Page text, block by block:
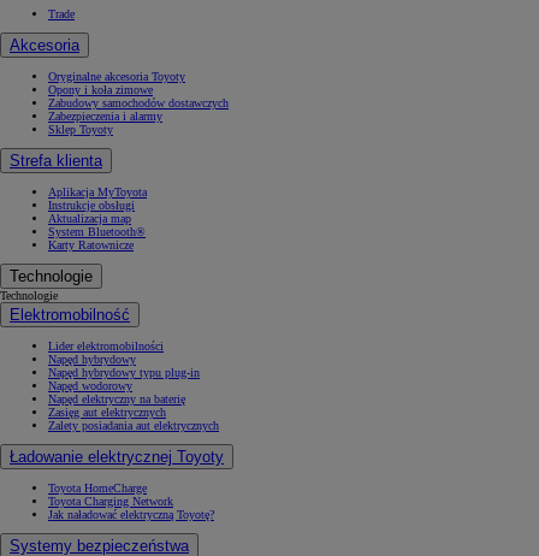
Trade
Akcesoria
Oryginalne akcesoria Toyoty
Opony i koła zimowe
Zabudowy samochodów dostawczych
Zabezpieczenia i alarmy
Sklep Toyoty
Strefa klienta
Aplikacja MyToyota
Instrukcje obsługi
Aktualizacja map
System Bluetooth®
Karty Ratownicze
Technologie
Technologie
Elektromobilność
Lider elektromobilności
Napęd hybrydowy
Napęd hybrydowy typu plug-in
Napęd wodorowy
Napęd elektryczny na baterię
Zasięg aut elektrycznych
Zalety posiadania aut elektrycznych
Ładowanie elektrycznej Toyoty
Toyota HomeCharge
Toyota Charging Network
Jak naładować elektryczną Toyotę?
Systemy bezpieczeństwa